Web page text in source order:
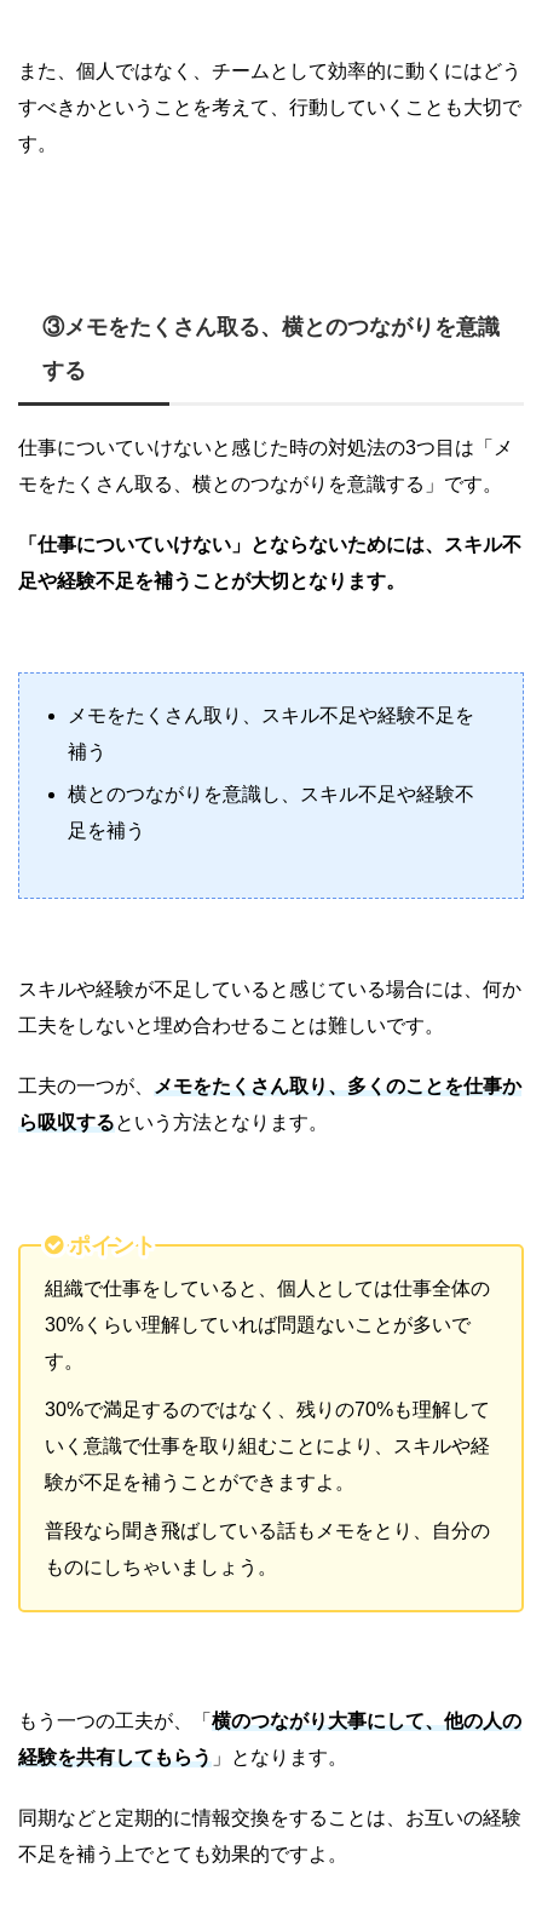
また、個人ではなく、チームとして効率的に動くにはどう
すべきかということを考えて、行動していくことも大切で
す。
③メモをたくさん取る、横とのつながりを意識
する
仕事についていけないと感じた時の対処法の3つ目は「メ
モをたくさん取る、横とのつながりを意識する」です。
「仕事についていけない」とならないためには、スキル不
足や経験不足を補うことが大切となります。
メモをたくさん取り、スキル不足や経験不足を
補う
横とのつながりを意識し、スキル不足や経験不
足を補う
スキルや経験が不足していると感じている場合には、何か
工夫をしないと埋め合わせることは難しいです。
工夫の一つが、 メモをたくさん取り、多くのことを仕事か
ら吸収するという方法となります。
ポイント
組織で仕事をしていると、個人としては仕事全体の
30%くらい理解していれば問題ないことが多いで
す。
30%で満足するのではなく、残りの70%も理解して
いく意識で仕事を取り組むことにより、スキルや経
験が不足を補うことができますよ。
普段なら聞き飛ばしている話もメモをとり、自分の
ものにしちゃいましょう。
もう一つの工夫が、「 横のつながり大事にして、他の人の
経験を共有してもらう 」となります。
同期などと定期的に情報交換をすることは、お互いの経験
不足を補う上でとても効果的ですよ。